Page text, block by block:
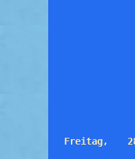
Freitag,